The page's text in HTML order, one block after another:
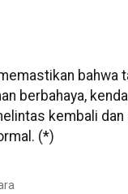
bahwa
berbahaya,
kembali
(*)